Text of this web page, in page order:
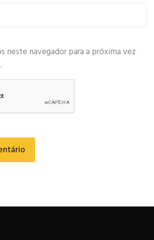
neste navegador para a próxima vez